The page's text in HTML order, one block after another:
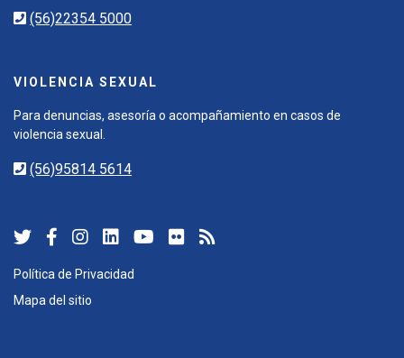
(56)22354 5000
VIOLENCIA SEXUAL
Para denuncias, asesoría o acompañamiento en casos de
violencia sexual.
(56)95814 5614
Política de Privacidad
Mapa del sitio